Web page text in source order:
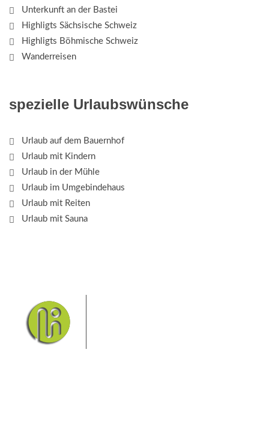
Unterkunft an der Bastei
Highligts Sächsische Schweiz
Highligts Böhmische Schweiz
Wanderreisen
spezielle Urlaubswünsche
Urlaub auf dem Bauernhof
Urlaub mit Kindern
Urlaub in der Mühle
Urlaub im Umgebindehaus
Urlaub mit Reiten
Urlaub mit Sauna